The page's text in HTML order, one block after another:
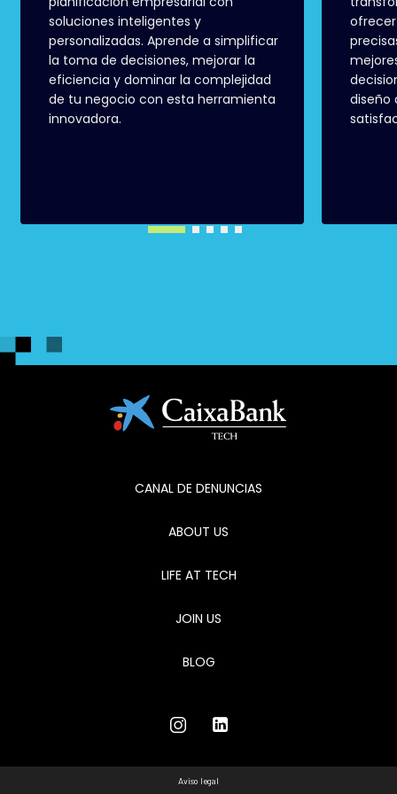
soluciones inteligentes y
personalizadas. Aprende a simplificar
la toma de decisiones, mejorar la
eficiencia y dominar la complejidad
de tu negocio con esta herramienta
innovadora.
diseño
CANAL DE DENUNCIAS
ABOUT US
LIFE AT TECH
JOIN US
BLOG
Aviso legal